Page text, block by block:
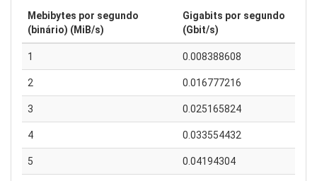
Mebibytes por segundo
(binário) (MiB/s)
Gigabits por segundo
(Gbit/s)
1 0.008388608
2 0.016777216
3 0.025165824
4 0.033554432
5 0.04194304